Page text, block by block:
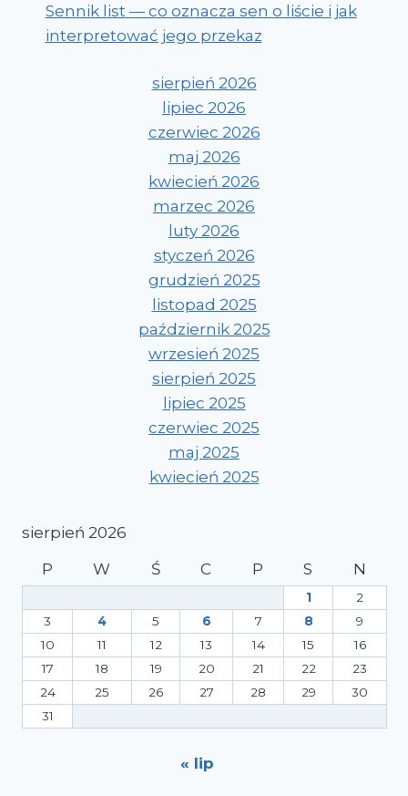
Sennik list — co oznacza sen o liście i jak
interpretować jego przekaz
sierpień 2026
lipiec 2026
czerwiec 2026
maj 2026
kwiecień 2026
marzec 2026
luty 2026
styczeń 2026
grudzień 2025
listopad 2025
październik 2025
wrzesień 2025
sierpień 2025
lipiec 2025
czerwiec 2025
maj 2025
kwiecień 2025
sierpień 2026
P
W Ś C P S N
1
2
3
4 5 6 7 8
9
10
11 12 13 14 15
16
17
18 19 20 21 22
23
24
25 26 27 28 29
30
31
« lip